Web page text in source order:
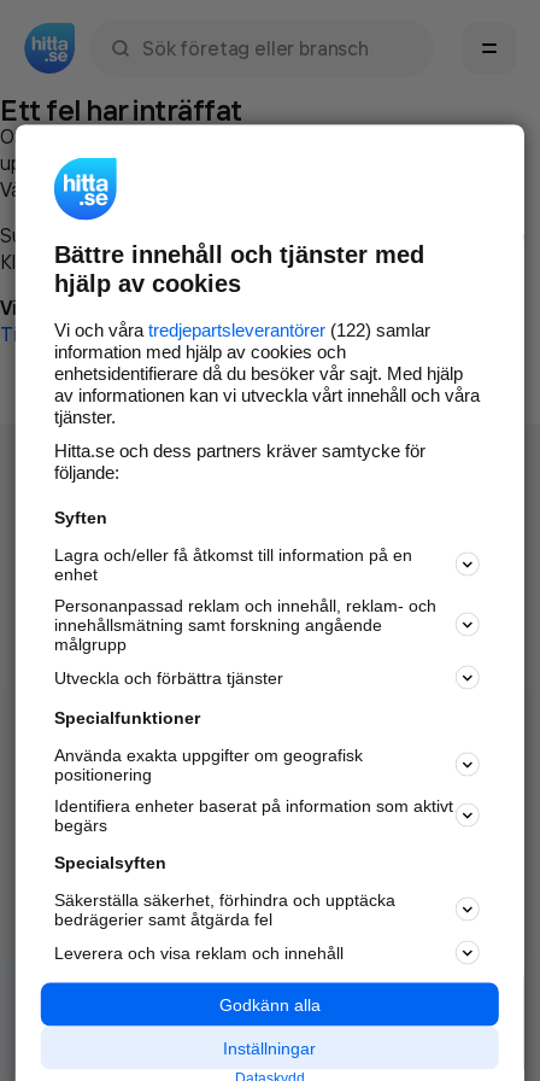
Ett fel har inträffat
Om du vill kan du
uppstod så att vi lättare och snabbare kan avhjälpa det.
Vänligen försök med följande:
Surfa till
Klicka påTillbaka-knappen i webbläsaren och försök igen
Vi beklagar besväret!
Till startsidan
Hitta.se - Gratis nummerupplysning.
Sök företag, personer och platser.
Hitta telefonnummer, adresser, företagsinfo mm.
Marknadsför företaget
Kom igång och annonsera mot
samarbetspartners nära dig.
Alla kategorier
Populära sökningar
API & Kartor
Annonsera
Integritet
Nödnummer
Bättre innehåll och tjänster med
hjälp av cookies
Vi och våra tredjepartsleverantörer(122) samlar
information med hjälp av cookies och
enhetsidentifierare då du besöker vår sajt. Med hjälp
av informationen kan vi utveckla vårt innehåll och våra
tjänster.
Hitta.se och dess partners kräver samtycke för
följande:
Syften
Lagra och/eller få åtkomst till information på en
enhet
Personanpassad reklam och innehåll, reklam- och
innehållsmätning samt forskning angående
målgrupp
Utveckla och förbättra tjänster
Specialfunktioner
Använda exakta uppgifter om geografisk
positionering
Identifiera enheter baserat på information som aktivt
begärs
Specialsyften
Säkerställa säkerhet, förhindra och upptäcka
bedrägerier samt åtgärda fel
Leverera och visa reklam och innehåll
Godkänn alla
Inställningar
Dataskydd